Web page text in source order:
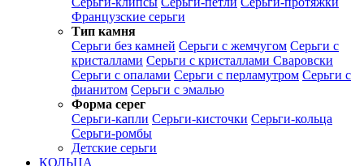
Французские серьги
Тип камня
Серьги без камней Серьги с жемчугом Серьги с
кристаллами Серьги с кристаллами Сваровски
Серьги с опалами Серьги с перламутром Серьги с
фианитом Серьги с эмалью
Форма серег
Серьги-капли Серьги-кисточки Серьги-кольца
Серьги-ромбы
Детские серьги
КОЛЬЦА